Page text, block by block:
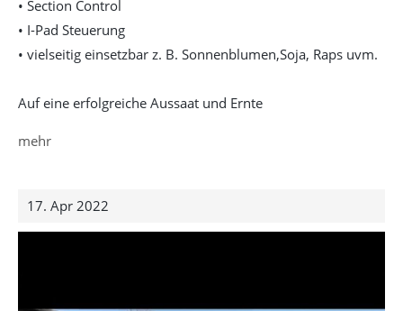
• Section Control
• I-Pad Steuerung
• vielseitig einsetzbar z. B. Sonnenblumen,Soja, Raps uvm.
Auf eine erfolgreiche Aussaat und Ernte
mehr
17. Apr 2022